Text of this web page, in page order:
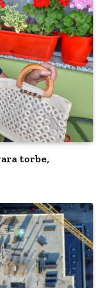
torbe,